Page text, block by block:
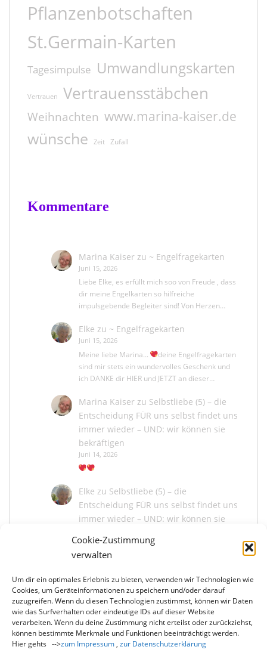
Cookie-Zustimmung
verwalten
Um dir ein optimales Erlebnis zu bieten, verwenden wir Technologien wie
Cookies, um Geräteinformationen zu speichern und/oder darauf
zuzugreifen. Wenn du diesen Technologien zustimmst, können wir Daten
wie das Surfverhalten oder eindeutige IDs auf dieser Website
verarbeiten. Wenn du deine Zustimmung nicht erteilst oder zurückziehst,
können bestimmte Merkmale und Funktionen beeinträchtigt werden.
Hier gehts -->zum Impressum , zur Datenschutzerklärung
Pflanzenbotschaften
St.Germain-Karten
Tagesimpulse Umwandlungskarten
Vertrauen Vertrauensstäbchen
Weihnachten www.marina-kaiser.de
wünsche Zeit Zufall
Kommentare
Marina Kaiserzu ~ Engelfragekarten
Juni 15, 2026
Liebe Elke, es erfüllt mich soo von Freude , dass
dir meine Engelkarten so hilfreiche
impulsgebende Begleiter sind! Von Herzen…
Elke zu ~ Engelfragekarten
Juni 15, 2026
Meine liebe Marina...
deine Engelfragekarten
sind mir stets ein wundervolles Geschenk und
ich DANKE dir HIER und JETZT an dieser…
Marina Kaiserzu Selbstliebe (5) – die
Entscheidung FÜR uns selbst findet uns
immer wieder – UND: wir können sie
bekräftigen
Juni 14, 2026
Elke zu Selbstliebe (5) – die
Entscheidung FÜR uns selbst findet uns
immer wieder – UND: wir können sie
Juni 13, 2026
Marina KaiserzuSelbstliebe (5) – die
Entscheidung FÜR uns selbst findet uns
immer wieder – UND: wir können sie
bekräftigen
Juni 13, 2026
Du liebe Elke, wie schön, dass du mit mir und